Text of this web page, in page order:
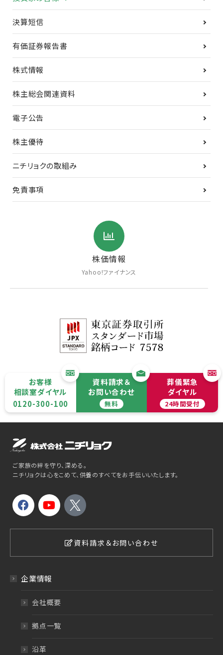
決算短信
有価証券報告書
株式情報
株主総会関連資料
電子公告
株主優待
ニチリョクの取組み
免責事項
株価情報
Yahoo!ファイナンス
お客様
相談室ダイヤル
0120-300-100
資料請求＆
お問い合わせ
無料
葬儀緊急
ダイヤル
24時間受付
ご家族の絆を守り、深める。
ニチリョクは心をこめて、供養のすべてをお手伝いいたします。
資料請求＆お問い合わせ
企業情報
会社概要
拠点一覧
沿革